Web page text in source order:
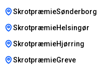
SkrotpræmieSønderborg
SkrotpræmieHelsingør
SkrotpræmieHjørring
SkrotpræmieGreve